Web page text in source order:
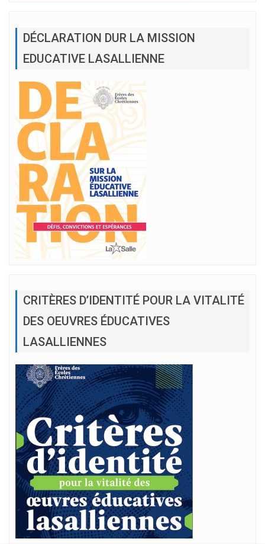
DÉCLARATION DUR LA MISSION
EDUCATIVE LASALLIENNE
CRITÈRES D’IDENTITÉ POUR LA VITALITÉ
DES OEUVRES ÉDUCATIVES
LASALLIENNES